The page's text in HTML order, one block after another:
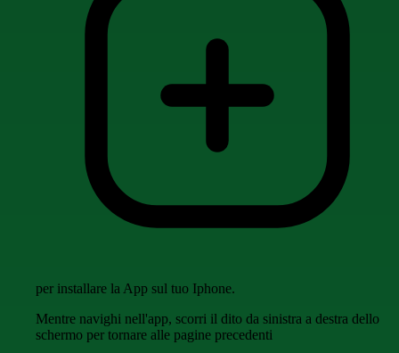
per installare la App sul tuo Iphone.
Mentre navighi nell'app, scorri il dito da sinistra a destra dello
schermo per tornare alle pagine precedenti